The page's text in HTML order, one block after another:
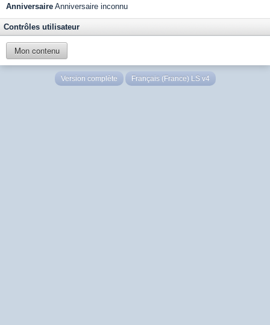
Anniversaire Anniversaire inconnu
Contrôles utilisateur
Mon contenu
Version complète Français (France) LS v4